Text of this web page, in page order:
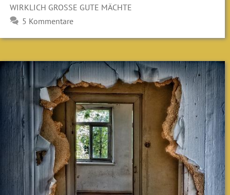
WIRKLICH GROSSE GUTE MÄCHTE
5 Kommentare